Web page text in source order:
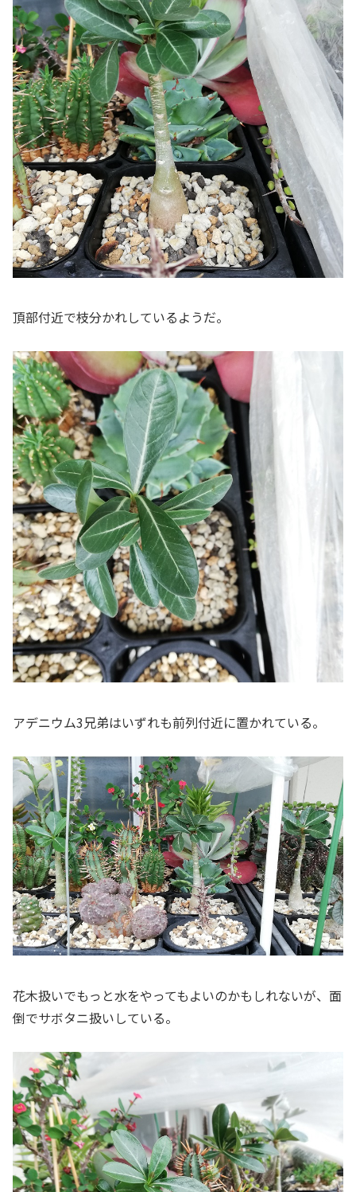
頂部付近で枝分かれしているようだ。
アデニウム3兄弟はいずれも前列付近に置かれている。
花木扱いでもっと水をやってもよいのかもしれないが、面
倒でサボタニ扱いしている。